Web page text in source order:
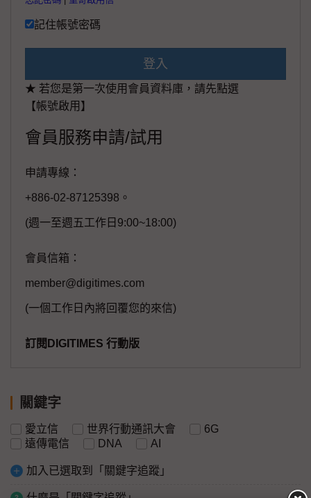
記住帳號密碼
登入
★ 若您是第一次使用會員資料庫，請先點選
【帳號啟用】
會員服務申請/試用
申請專線：
+886-02-87125398。
(週一至週五工作日9:00~18:00)
會員信箱：
member@digitimes.com
(一個工作日內將回覆您的來信)
訂閱DIGITIMES 行動版
關鍵字
愛立信 世界行動通訊大會
6G
遠傳電信
DNA AI
加入已選取到「關鍵字追蹤」